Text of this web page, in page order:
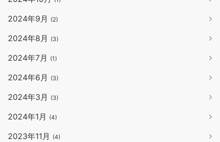
2024年9月 (2)
2024年8月 (3)
2024年7月 (1)
2024年6月 (3)
2024年3月 (3)
2024年1月 (4)
2023年11月 (4)